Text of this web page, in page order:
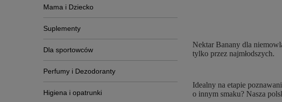
Mama i Dziecko
Suplementy
Dla sportowców
Perfumy i Dezodoranty
Higiena i opatrunki
Nektar Banany dla
tylko przez najmłodszych.
Idealny na etapie
o innym smaku? Nasza